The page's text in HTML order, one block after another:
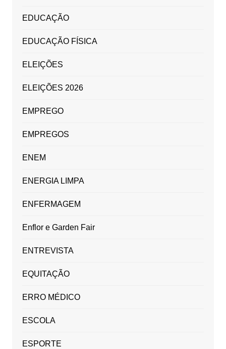
EDUCAÇÃO
EDUCAÇÃO FÍSICA
ELEIÇÕES
ELEIÇÕES 2026
EMPREGO
EMPREGOS
ENEM
ENERGIA LIMPA
ENFERMAGEM
Enflor e Garden Fair
ENTREVISTA
EQUITAÇÃO
ERRO MÉDICO
ESCOLA
ESPORTE